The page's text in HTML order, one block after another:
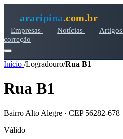
araripina.com.br
Empresas Notícias Artigos
correção
Início /Logradouro/Rua B1
Rua B1
Bairro Alto Alegre · CEP 56282-678
Válido